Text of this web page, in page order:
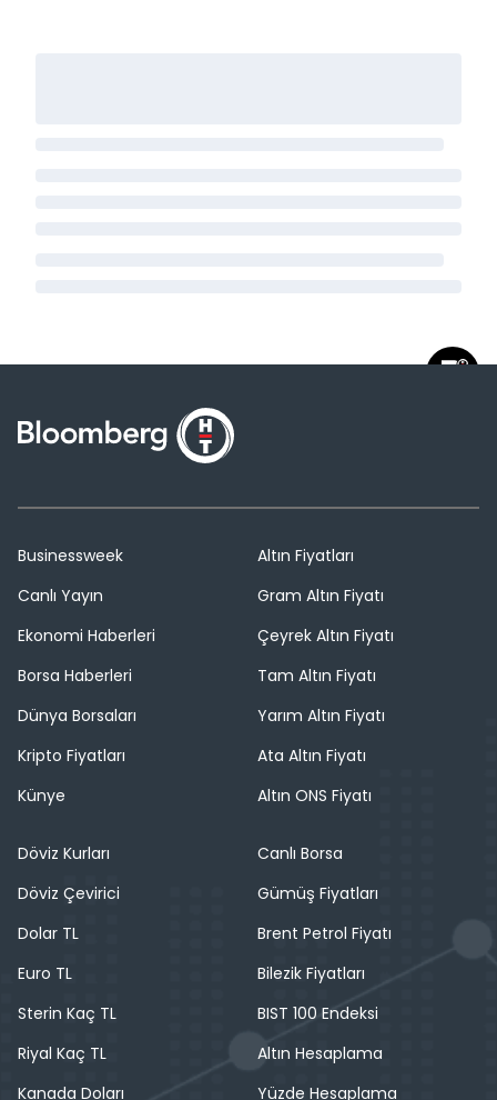
Businessweek
Canlı Yayın
Ekonomi Haberleri
Borsa Haberleri
Dünya Borsaları
Kripto Fiyatları
Künye
Altın Fiyatları
Gram Altın Fiyatı
Çeyrek Altın Fiyatı
Tam Altın Fiyatı
Yarım Altın Fiyatı
Ata Altın Fiyatı
Altın ONS Fiyatı
Döviz Kurları
Döviz Çevirici
Dolar TL
Euro TL
Sterin Kaç TL
Riyal Kaç TL
Kanada Doları
Canlı Borsa
Gümüş Fiyatları
Brent Petrol Fiyatı
Bilezik Fiyatları
BIST 100 Endeksi
Altın Hesaplama
Yüzde Hesaplama